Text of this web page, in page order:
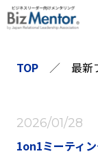
TOP ／ 最新
2026/01/28
1on1ミーティ